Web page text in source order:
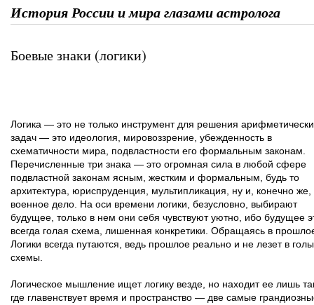
История России и мира глазами астролога
Боевые знаки (логики)
Логика — это не только инструмент для решения
задач — это идеология, мировоззрение, убежденность в
схематичности мира, подвластности его формальным законам.
Перечисленные три знака — это огромная сила в любой сфере
подвластной законам ясным, жестким и формальным, будь то
архитектура, юриспруденция, мультипликация, ну и, конечно же,
военное дело. На оси времени логики, безусловно, выбирают
будущее, только в нем они себя чувствуют уютно, ибо будущее
всегда голая схема, лишенная конкретики. Обращаясь в
Логики всегда путаются, ведь прошлое реально и не лезет в
схемы.
Логическое мышление ищет логику везде, но находит ее лишь
где главенствует время и пространство — две самые